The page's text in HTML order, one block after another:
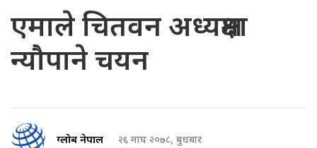
एमाले चितवन अध्यक्षमा
न्यौपाने चयन
ग्लोब नेपाल २६ माघ २०७८, बुधबार